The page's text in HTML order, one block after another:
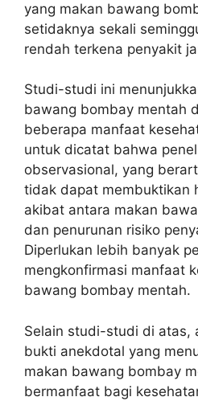
yang makan bawang
setidaknya sekali
rendah terkena penyakit
Studi-studi ini
bawang bombay mentah
beberapa manfaat
untuk dicatat bahwa
observasional, yang
tidak dapat membuktikan
akibat antara makan
dan penurunan risiko
Diperlukan lebih banyak
mengkonfirmasi manfaat
bawang bombay mentah.
Selain studi-studi di atas,
bukti anekdotal yang
makan bawang bombay
bermanfaat bagi